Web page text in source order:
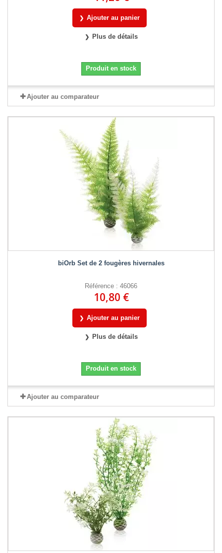
Ajouter au panier
Plus de détails
Produit en stock
Ajouter au comparateur
biOrb Set de 2 fougères hivernales
Référence : 46066
10,80 €
Ajouter au panier
Plus de détails
Produit en stock
Ajouter au comparateur